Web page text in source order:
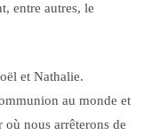
entre autres, le
et Nathalie.
au monde et
nous arrêterons de